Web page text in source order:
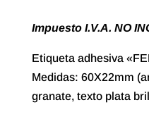
Impuesto I.V.A. NO
Etiqueta adhesiva
Medidas: 60X22mm
granate, texto plata